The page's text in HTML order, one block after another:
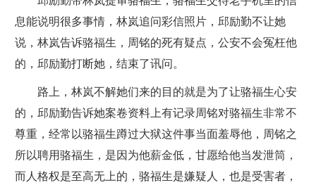
息能说明很多事情，林岚追问彩信照片，邱励勤不让她
说，林岚告诉骆福生，周铭的死有疑点，公安不会冤枉他
的，邱励勤打断她，结束了讯问。
路上，林岚不解她们来的目的就是为了让骆福生心安
的，邱励勤告诉她案卷资料上有记录周铭对骆福生非常不
尊重，经常以骆福生蹲过大狱这件事当面羞辱他，周铭之
所以聘用骆福生，是因为他薪金低，甘愿给他当发泄筒，
而人格权是至高无上的，骆福生是嫌疑人，也是受害者，